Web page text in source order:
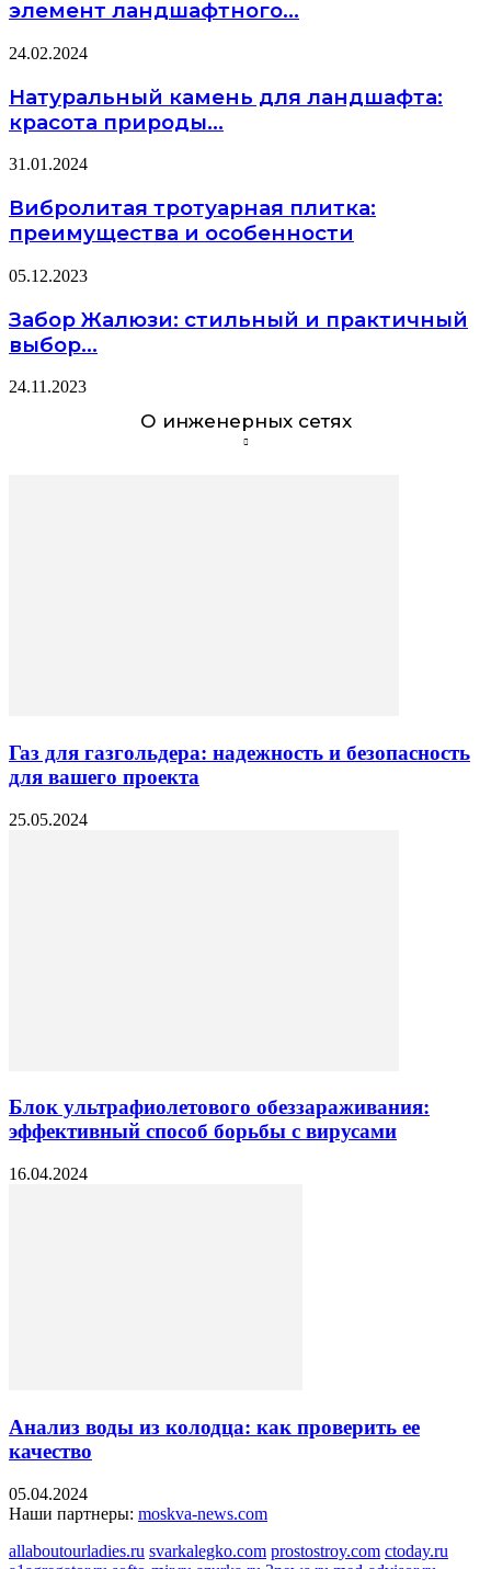
элемент ландшафтного...
24.02.2024
Натуральный камень для ландшафта:
красота природы...
31.01.2024
Вибролитая тротуарная плитка:
преимущества и особенности
05.12.2023
Забор Жалюзи: стильный и практичный
выбор...
24.11.2023
О инженерных сетях
Газ для газгольдера: надежность и безопасность
для вашего проекта
25.05.2024
Блок ультрафиолетового обеззараживания:
эффективный способ борьбы с вирусами
16.04.2024
Анализ воды из колодца: как проверить ее
качество
05.04.2024
Наши партнеры: moskva-news.com
allaboutourladies.ru svarkalegko.com prostostroy.com ctoday.ru